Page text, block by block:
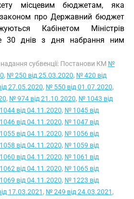
місцевим бюджетам, яка
про Державний бюджет
Кабінетом Міністрів
30 днів з дня набрання ним
субвенції: Постанови КМ №
, № 250 від 25.03.2020, № 420 від
27.05.2020, № 550 від 01.07.2020,
, № 974 від 21.10.2020, № 1043 від
від 04.11.2020, № 1045 від
від 04.11.2020, № 1047 від
від 04.11.2020, № 1056 від
від 04.11.2020, № 1059 від
від 04.11.2020, № 1061 від
від 04.11.2020, № 1065 від
від 04.11.2020, № 1223 від
17.03.2021 , № 249 від 24.03.2021 ,